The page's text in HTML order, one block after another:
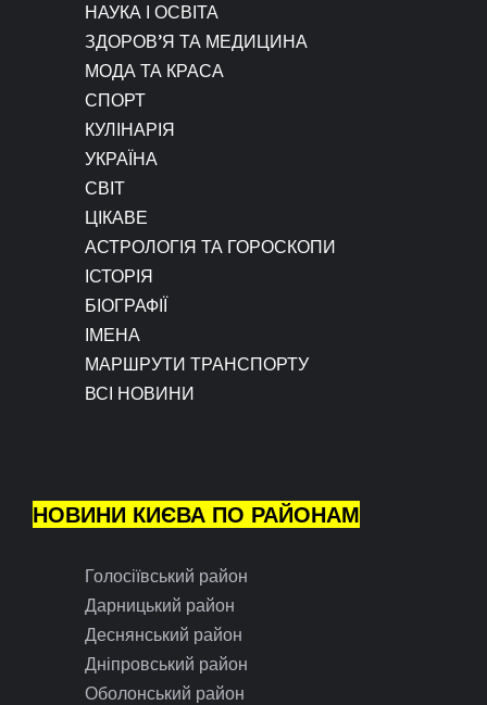
НАУКА І ОСВІТА
ЗДОРОВ’Я ТА МЕДИЦИНА
МОДА ТА КРАСА
СПОРТ
КУЛІНАРІЯ
УКРАЇНА
СВІТ
ЦІКАВЕ
АСТРОЛОГІЯ ТА ГОРОСКОПИ
ІСТОРІЯ
БІОГРАФІЇ
ІМЕНА
МАРШРУТИ ТРАНСПОРТУ
ВСІ НОВИНИ
НОВИНИ КИЄВА ПО РАЙОНАМ
Голосіївський район
Дарницький район
Деснянський район
Дніпровський район
Оболонський район